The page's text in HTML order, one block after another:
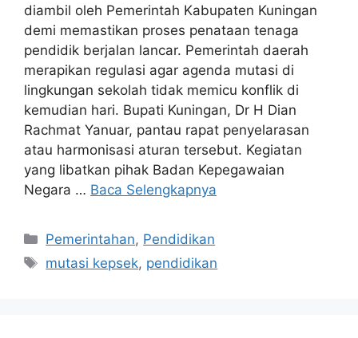
diambil oleh Pemerintah Kabupaten Kuningan
demi memastikan proses penataan tenaga
pendidik berjalan lancar. Pemerintah daerah
merapikan regulasi agar agenda mutasi di
lingkungan sekolah tidak memicu konflik di
kemudian hari. Bupati Kuningan, Dr H Dian
Rachmat Yanuar, pantau rapat penyelarasan
atau harmonisasi aturan tersebut. Kegiatan
yang libatkan pihak Badan Kepegawaian
Negara … Baca Selengkapnya
Kategori
Pemerintahan, Pendidikan
Tag
mutasi kepsek, pendidikan